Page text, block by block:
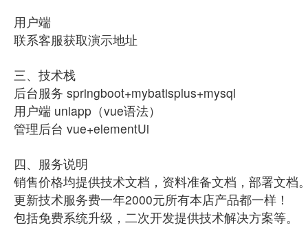
用户端
联系客服获取演示地址
三、技术栈
后台服务 springboot+mybatisplus+mysql
用户端 uniapp（vue语法）
管理后台 vue+elementUi
四、服务说明
销售价格均提供技术文档，资料准备文档，部署文档
更新技术服务费一年2000元所有本店产品都一样！
包括免费系统升级，二次开发提供技术解决方案等。